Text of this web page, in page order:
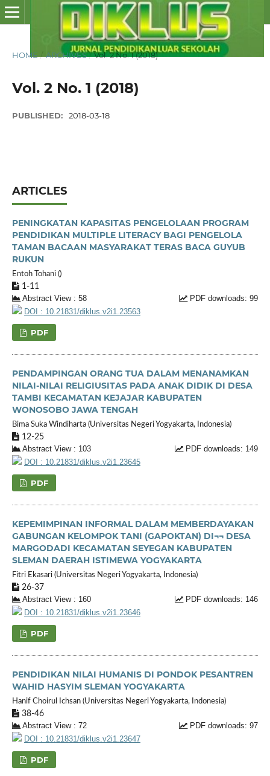
HOME / ARCHIVES / Vol. 2 No. 1 (2018)
Vol. 2 No. 1 (2018)
PUBLISHED: 2018-03-18
ARTICLES
PENINGKATAN KAPASITAS PENGELOLAAN PROGRAM
PENDIDIKAN MULTIPLE LITERACY BAGI PENGELOLA
TAMAN BACAAN MASYARAKAT TERAS BACA GUYUB
RUKUN
Entoh Tohani ()
1-11
Abstract View : 58
PDF downloads: 99
DOI : 10.21831/diklus.v2i1.23563
PDF
PENDAMPINGAN ORANG TUA DALAM MENANAMKAN
NILAI-NILAI RELIGIUSITAS PADA ANAK DIDIK DI DESA
TAMBI KECAMATAN KEJAJAR KABUPATEN
WONOSOBO JAWA TENGAH
Bima Suka Windiharta (Universitas Negeri Yogyakarta, Indonesia)
12-25
Abstract View : 103
PDF downloads: 149
DOI : 10.21831/diklus.v2i1.23645
PDF
KEPEMIMPINAN INFORMAL DALAM MEMBERDAYAKAN
GABUNGAN KELOMPOK TANI (GAPOKTAN) DI¬¬ DESA
MARGODADI KECAMATAN SEYEGAN KABUPATEN
SLEMAN DAERAH ISTIMEWA YOGYAKARTA
Fitri Ekasari (Universitas Negeri Yogyakarta, Indonesia)
26-37
Abstract View : 160
PDF downloads: 146
DOI : 10.21831/diklus.v2i1.23646
PDF
PENDIDIKAN NILAI HUMANIS DI PONDOK PESANTREN
WAHID HASYIM SLEMAN YOGYAKARTA
Hanif Choirul Ichsan (Universitas Negeri Yogyakarta, Indonesia)
38-46
Abstract View : 72
PDF downloads: 97
DOI : 10.21831/diklus.v2i1.23647
PDF